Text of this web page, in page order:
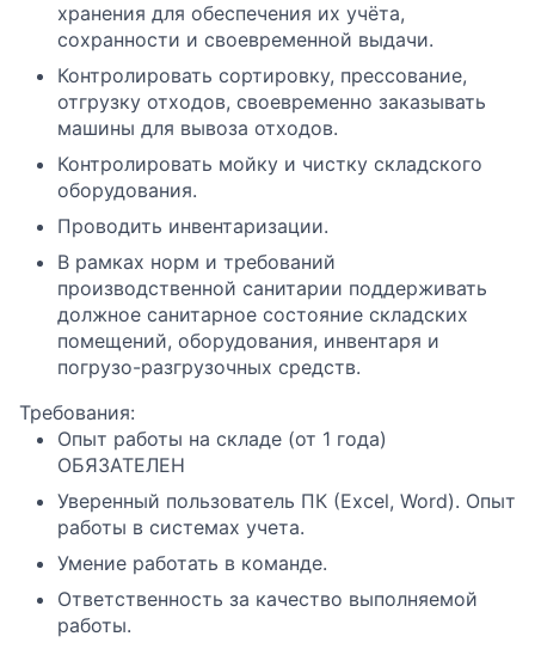
хранения для обеспечения их учёта,
сохранности и своевременной выдачи.
Контролировать сортировку, прессование,
отгрузку отходов, своевременно заказывать
машины для вывоза отходов.
Контролировать мойку и чистку складского
оборудования.
Проводить инвентаризации.
В рамках норм и требований
производственной санитарии поддерживать
должное санитарное состояние складских
помещений, оборудования, инвентаря и
погрузо-разгрузочных средств.
Требования:
Опыт работы на складе (от 1 года)
ОБЯЗАТЕЛЕН
Уверенный пользователь ПК (Excel, Word). Опыт
работы в системах учета.
Умение работать в команде.
Ответственность за качество выполняемой
работы.